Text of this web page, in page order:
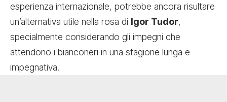
esperienza internazionale, potrebbe ancora risultare
un’alternativa utile nella rosa di Igor Tudor,
specialmente considerando gli impegni che
attendono i bianconeri in una stagione lunga e
impegnativa.